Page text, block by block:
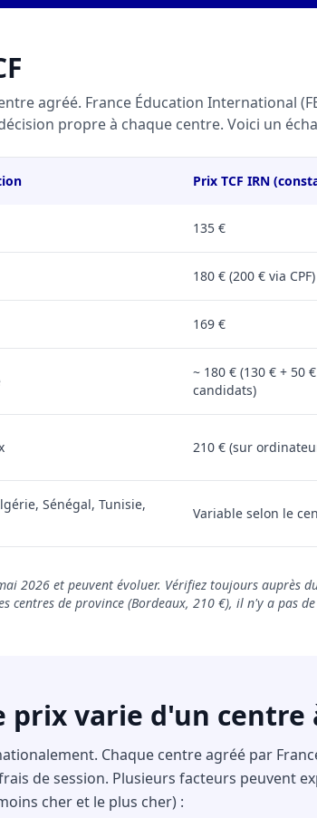
agréé. France Éducation International
propre à chaque centre. Voici un
Prix TCF IRN
135 €
180 € (200 € via CPF)
169 €
~ 180 € (130 € +
candidats)
210 € (sur
Sénégal, Tunisie,
Variable selon le
2026 et peuvent évoluer. Vérifiez toujours
centres de province (Bordeaux, 210 €), il n'y a pas
prix varie d'un centre
Chaque centre agréé par
de session. Plusieurs facteurs peuvent
cher et le plus cher) :